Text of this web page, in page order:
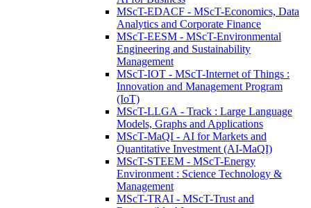
MScT-EDACF - MScT-Economics, Data
Analytics and Corporate Finance
MScT-EESM - MScT-Environmental
Engineering and Sustainability
Management
MScT-IOT - MScT-Internet of Things :
Innovation and Management Program
(IoT)
MScT-LLGA - Track : Large Language
Models, Graphs and Applications
MScT-MaQI - AI for Markets and
Quantitative Investment (AI-MaQI)
MScT-STEEM - MScT-Energy
Environment : Science Technology &
Management
MScT-TRAI - MScT-Trust and